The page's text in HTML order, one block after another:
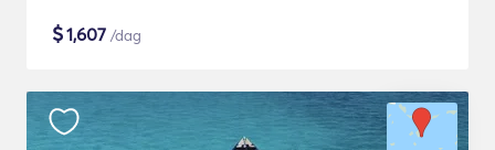
$1,607 /dag